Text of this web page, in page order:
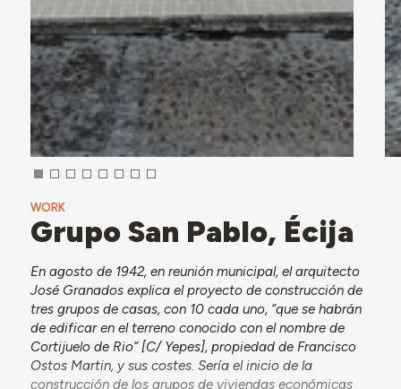
WORK
Grupo San Pablo, Écija
En agosto de 1942, en reunión municipal, el arquitecto
José Granados explica el proyecto de construcción de
tres grupos de casas, con 10 cada uno, “que se habrán
de edificar en el terreno conocido con el nombre de
Cortijuelo de Rio” [C/ Yepes], propiedad de Francisco
Ostos Martin, y sus costes. Sería el inicio de la
construcción de los grupos de viviendas económicas